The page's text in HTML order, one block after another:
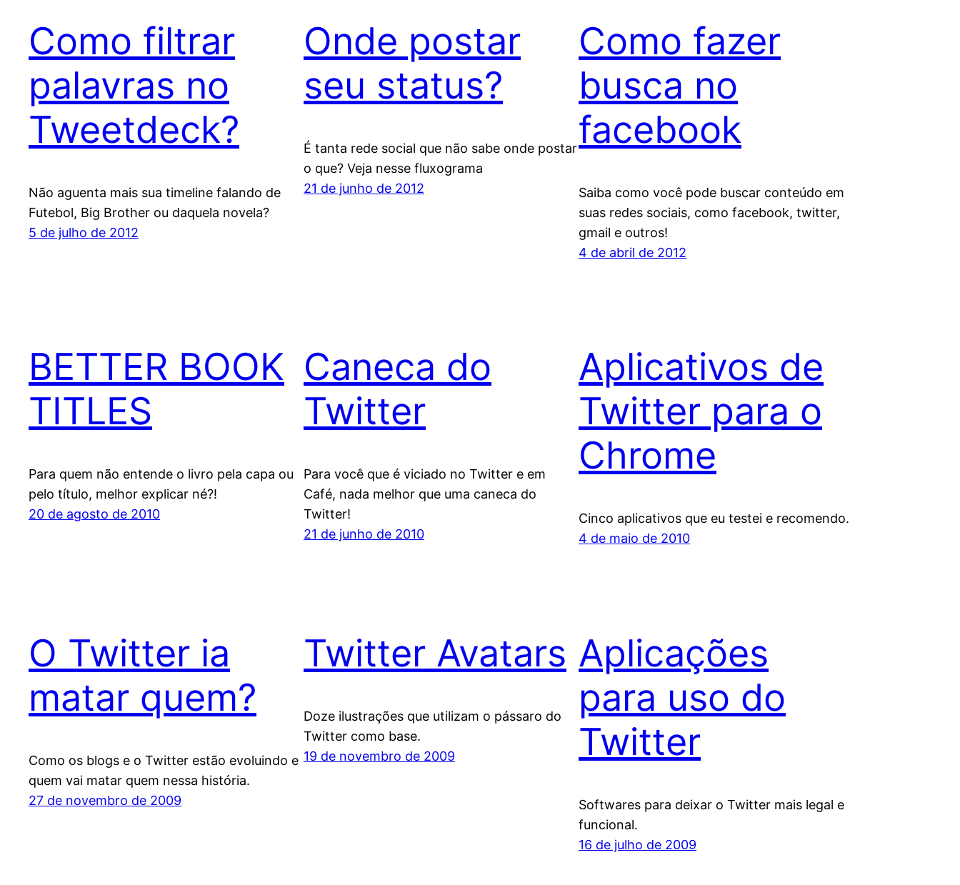
Como filtrar
palavras no
Tweetdeck?
Não aguenta mais sua timeline falando de
Futebol, Big Brother ou daquela novela?
5 de julho de 2012
Onde postar
seu status?
É tanta rede social que não sabe onde postar
o que? Veja nesse fluxograma
21 de junho de 2012
Como fazer
busca no
facebook
Saiba como você pode buscar conteúdo em
suas redes sociais, como facebook, twitter,
gmail e outros!
4 de abril de 2012
BETTER BOOK
TITLES
Para quem não entende o livro pela capa ou
pelo título, melhor explicar né?!
20 de agosto de 2010
Caneca do
Twitter
Para você que é viciado no Twitter e em
Café, nada melhor que uma caneca do
Twitter!
21 de junho de 2010
Aplicativos de
Twitter para o
Chrome
Cinco aplicativos que eu testei e recomendo.
4 de maio de 2010
O Twitter ia
matar quem?
Como os blogs e o Twitter estão evoluindo e
quem vai matar quem nessa história.
27 de novembro de 2009
Twitter Avatars
Doze ilustrações que utilizam o pássaro do
Twitter como base.
19 de novembro de 2009
Aplicações
para uso do
Twitter
Softwares para deixar o Twitter mais legal e
funcional.
16 de julho de 2009